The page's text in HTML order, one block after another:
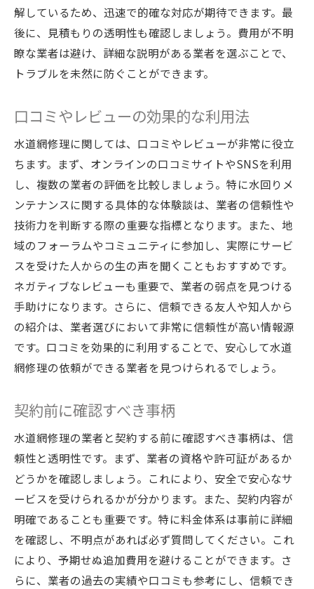
解しているため、迅速で的確な対応が期待できます。最
後に、見積もりの透明性も確認しましょう。費用が不明
瞭な業者は避け、詳細な説明がある業者を選ぶことで、
トラブルを未然に防ぐことができます。
口コミやレビューの効果的な利用法
水道網修理に関しては、口コミやレビューが非常に役立
ちます。まず、オンラインの口コミサイトやSNSを利用
し、複数の業者の評価を比較しましょう。特に水回りメ
ンテナンスに関する具体的な体験談は、業者の信頼性や
技術力を判断する際の重要な指標となります。また、地
域のフォーラムやコミュニティに参加し、実際にサービ
スを受けた人からの生の声を聞くこともおすすめです。
ネガティブなレビューも重要で、業者の弱点を見つける
手助けになります。さらに、信頼できる友人や知人から
の紹介は、業者選びにおいて非常に信頼性が高い情報源
です。口コミを効果的に利用することで、安心して水道
網修理の依頼ができる業者を見つけられるでしょう。
契約前に確認すべき事柄
水道網修理の業者と契約する前に確認すべき事柄は、信
頼性と透明性です。まず、業者の資格や許可証があるか
どうかを確認しましょう。これにより、安全で安心なサ
ービスを受けられるかが分かります。また、契約内容が
明確であることも重要です。特に料金体系は事前に詳細
を確認し、不明点があれば必ず質問してください。これ
により、予期せぬ追加費用を避けることができます。さ
らに、業者の過去の実績や口コミも参考にし、信頼でき